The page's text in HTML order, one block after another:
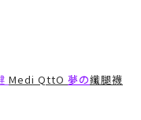
Medi QttO 夢の纖腿襪